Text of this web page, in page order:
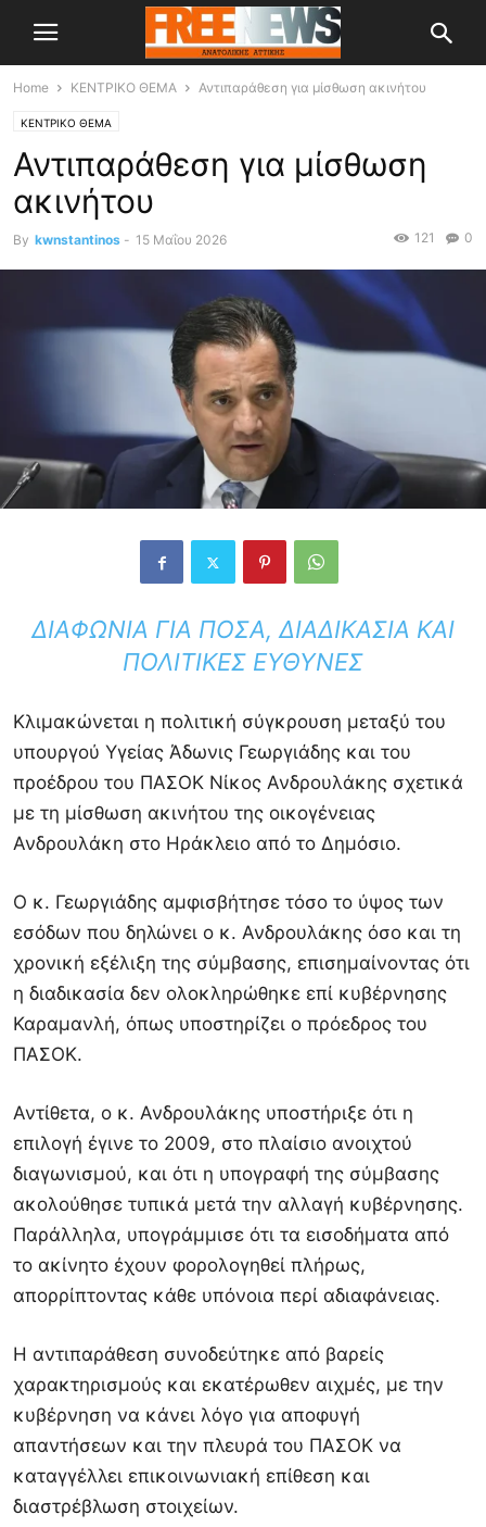
Home ΚΕΝΤΡΙΚΟ ΘΕΜΑ Αντιπαράθεση για μίσθωση ακινήτου
ΚΕΝΤΡΙΚΟ ΘΕΜΑ
Αντιπαράθεση για μίσθωση
ακινήτου
By kwnstantinos - 15 Μαΐου 2026 0
121
ΔΙΑΦΩΝΊΑ ΓΙΑ ΠΟΣΆ, ΔΙΑΔΙΚΑΣΊΑ ΚΑΙ
ΠΟΛΙΤΙΚΈΣ ΕΥΘΎΝΕΣ
Κλιμακώνεται η πολιτική σύγκρουση μεταξύ του
υπουργού Υγείας Άδωνις Γεωργιάδης και του
προέδρου του ΠΑΣΟΚ Νίκος Ανδρουλάκης σχετικά
με τη μίσθωση ακινήτου της οικογένειας
Ανδρουλάκη στο Ηράκλειο από το Δημόσιο.
Ο κ. Γεωργιάδης αμφισβήτησε τόσο το ύψος των
εσόδων που δηλώνει ο κ. Ανδρουλάκης όσο και τη
χρονική εξέλιξη της σύμβασης, επισημαίνοντας ότι
η διαδικασία δεν ολοκληρώθηκε επί κυβέρνησης
Καραμανλή, όπως υποστηρίζει ο πρόεδρος του
ΠΑΣΟΚ.
Αντίθετα, ο κ. Ανδρουλάκης υποστήριξε ότι η
επιλογή έγινε το 2009, στο πλαίσιο ανοιχτού
διαγωνισμού, και ότι η υπογραφή της σύμβασης
ακολούθησε τυπικά μετά την αλλαγή κυβέρνησης.
Παράλληλα, υπογράμμισε ότι τα εισοδήματα από
το ακίνητο έχουν φορολογηθεί πλήρως,
απορρίπτοντας κάθε υπόνοια περί αδιαφάνειας.
Η αντιπαράθεση συνοδεύτηκε από βαρείς
χαρακτηρισμούς και εκατέρωθεν αιχμές, με την
κυβέρνηση να κάνει λόγο για αποφυγή
απαντήσεων και την πλευρά του ΠΑΣΟΚ να
καταγγέλλει επικοινωνιακή επίθεση και
διαστρέβλωση στοιχείων.